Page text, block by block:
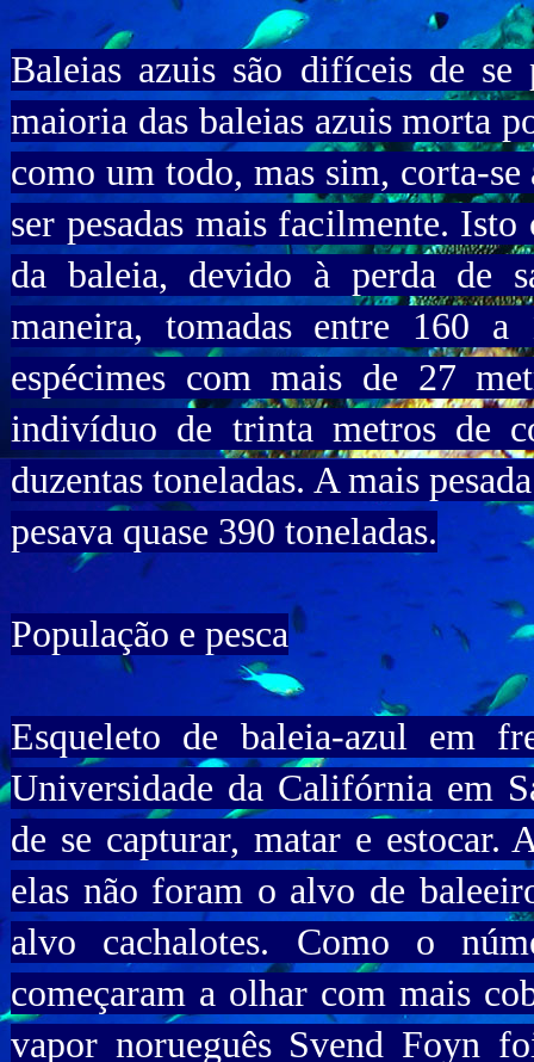
Baleias azuis são difíceis de
maioria das baleias azuis morta
como um todo, mas sim, corta-se
ser pesadas mais facilmente.
da baleia, devido à perda de
maneira, tomadas entre 160 a
espécimes com mais de 27
indivíduo de trinta metros de
duzentas toneladas. A mais
pesava quase 390 toneladas.
População e pesca
Esqueleto de baleia-azul em
Universidade da Califórnia em
de se capturar, matar e estocar.
elas não foram o alvo de
alvo cachalotes. Como o
começaram a olhar com mais
vapor norueguês Svend Foyn